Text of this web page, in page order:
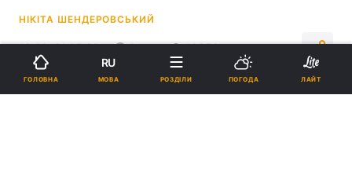
НІКІТА ШЕНДЕРОВСЬКИЙ
18:20, 21.05.26 2 хв. 10859
Підпишіться на нас в Google
ГОЛОВНА
RU
МОВА РОЗДІЛИ ПОГОДА ЛАЙТ